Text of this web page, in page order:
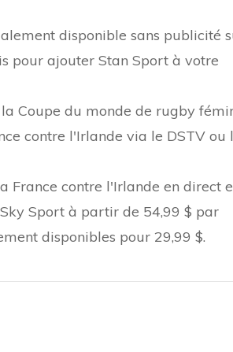
disponible sans publicité
pour ajouter Stan Sport à votre
Coupe du monde de rugby
contre l'Irlande via le DSTV ou
France contre l'Irlande en direct
Sport à partir de 54,99 $ par
disponibles pour 29,99 $.